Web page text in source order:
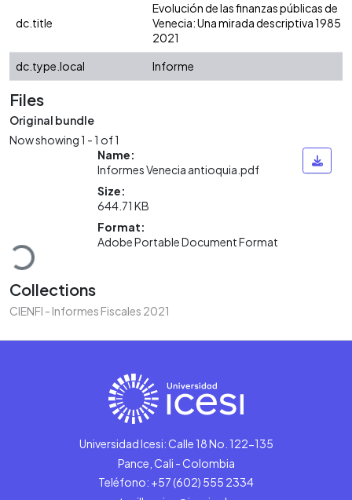
dc.title
Evolución de las finanzas públicas de
Venecia: Una mirada descriptiva 1985 -
2021
dc.type.local
Informe
Files
Original bundle
Now showing1 - 1 of 1
Loading...
Name:
Informes Venecia antioquia.pdf
Size:
644.71 KB
Format:
Adobe Portable Document Format
Collections
CIENFI - Informes Fiscales 2021
Universidad Icesi: Calle 18 No. 122-135
Pance, Cali - Colombia
Teléfono: +57 (602) 555 2334